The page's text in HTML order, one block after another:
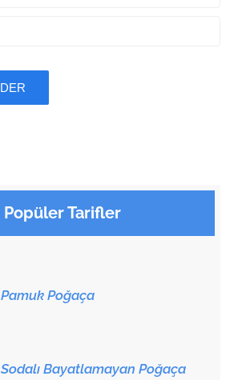
Popüler Tarifler
Pamuk Poğaça
Sodalı Bayatlamayan Poğaça